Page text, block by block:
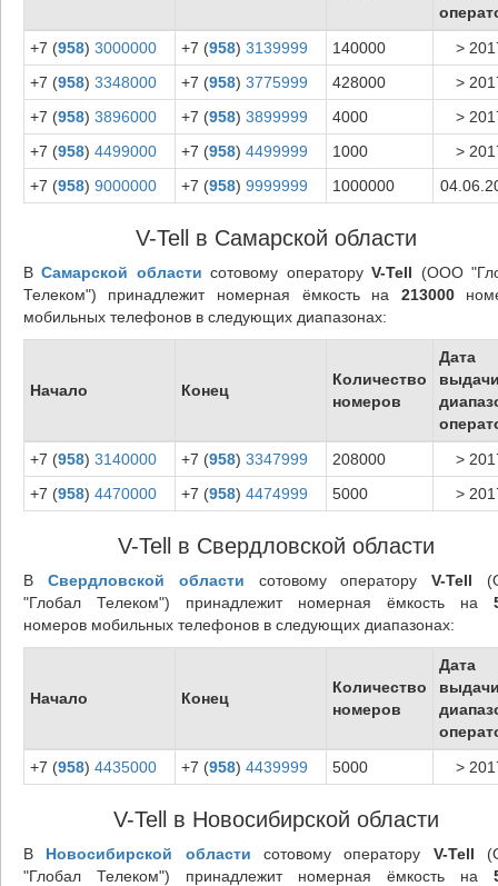
+7 (958) 3000000 +7 (958) 3139999 140000
>
+7 (958) 3348000 +7 (958) 3775999 428000
>
+7 (958) 3896000 +7 (958) 3899999 4000
>
+7 (958) 4499000 +7 (958) 4499999 1000
>
+7 (958) 9000000 +7 (958) 9999999 1000000
V-Tell в Самарской области
ВСамарской области сотовому операторуV-Tell (ООО
Телеком") принадлежит номерная ёмкость на 213000
мобильных телефонов в следующих диапазонах:
Начало Конец
Количество
номеров
Дата
+7 (958) 3140000 +7 (958) 3347999 208000
>
+7 (958) 4470000 +7 (958) 4474999 5000 >
V-Tell в Свердловской области
В Свердловской области сотовому операторуV-Tell
"Глобал Телеком") принадлежит номерная ёмкость на
номеров мобильных телефонов в следующих диапазонах:
Начало Конец
Количество
номеров
Дата
+7 (958) 4435000 +7 (958) 4439999 5000 >
V-Tell в Новосибирской области
В Новосибирской области сотовому оператору V-Tell
"Глобал Телеком") принадлежит номерная ёмкость на